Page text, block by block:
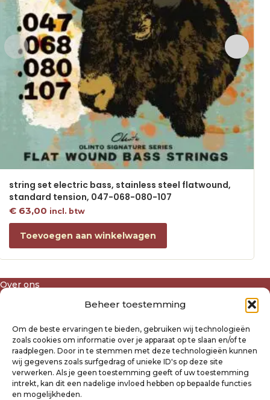
Beheer toestemming
Om de beste ervaringen te bieden, gebruiken wij technologieën
zoals cookies om informatie over je apparaat op te slaan en/of te
raadplegen. Door in te stemmen met deze technologieën kunnen
wij gegevens zoals surfgedrag of unieke ID's op deze site
verwerken. Als je geen toestemming geeft of uw toestemming
intrekt, kan dit een nadelige invloed hebben op bepaalde functies
en mogelijkheden.
string set electric bass, stainless steel flatwound,
standard tension, 047-068-080-107
€63,00 incl. btw
Toevoegen aan winkelwagen
Over ons
Algemene voorwaarden
Privacyverklaring Raysland
Cookiebeleid
Mijn account
Klantenservice